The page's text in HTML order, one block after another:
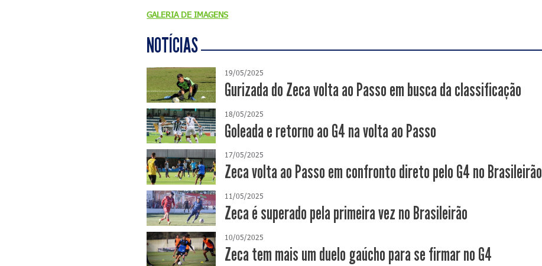
GALERIA DE IMAGENS
NOTÍCIAS
19/05/2025
Gurizada do Zeca volta ao Passo em busca da classificação
18/05/2025
Goleada e retorno ao G4 na volta ao Passo
17/05/2025
Zeca volta ao Passo em confronto direto pelo G4 no Brasileirão
11/05/2025
Zeca é superado pela primeira vez no Brasileirão
10/05/2025
Zeca tem mais um duelo gaúcho para se firmar no G4